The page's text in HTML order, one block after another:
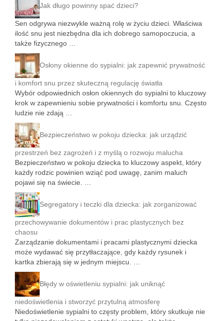
Jak długo powinny spać dzieci?
Sen odgrywa niezwykle ważną rolę w życiu dzieci. Właściwa
ilość snu jest niezbędna dla ich dobrego samopoczucia, a
także fizycznego …
Osłony okienne do sypialni: jak zapewnić prywatność
i komfort snu przez skuteczną regulację światła
Wybór odpowiednich osłon okiennych do sypialni to kluczowy
krok w zapewnieniu sobie prywatności i komfortu snu. Często
ludzie nie zdają …
Bezpieczeństwo w pokoju dziecka: jak urządzić
przestrzeń bez zagrożeń i z myślą o rozwoju malucha
Bezpieczeństwo w pokoju dziecka to kluczowy aspekt, który
każdy rodzic powinien wziąć pod uwagę, zanim maluch
pojawi się na świecie. …
Segregatory i teczki dla dziecka: jak zorganizować
przechowywanie dokumentów i prac plastycznych bez
chaosu
Zarządzanie dokumentami i pracami plastycznymi dziecka
może wydawać się przytłaczające, gdy każdy rysunek i
kartka zbierają się w jednym miejscu. …
Błędy w oświetleniu sypialni: jak uniknąć
niedoświetlenia i stworzyć przytulną atmosferę
Niedoświetlenie sypialni to częsty problem, który skutkuje nie